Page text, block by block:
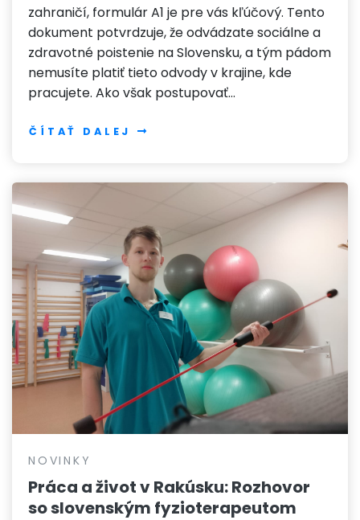
zahraničí, formulár A1 je pre vás kľúčový. Tento
dokument potvrdzuje, že odvádzate sociálne a
zdravotné poistenie na Slovensku, a tým pádom
nemusíte platiť tieto odvody v krajine, kde
pracujete. Ako však postupovať…
ČÍTAŤ DALEJ
NOVINKY
Práca a život v Rakúsku: Rozhovor
so slovenským fyzioterapeutom